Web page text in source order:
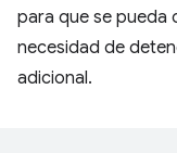
para que se pueda
necesidad de
adicional.